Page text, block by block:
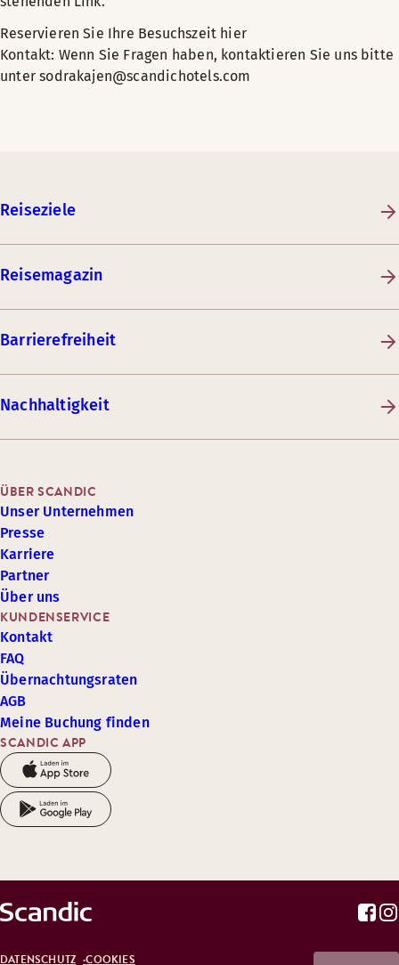
Reservieren Sie Ihre Besuchszeit hier
Kontakt: Wenn Sie Fragen haben, kontaktieren Sie uns bitte
unter sodrakajen@scandichotels.com
Reiseziele
Reisemagazin
Barrierefreiheit
Nachhaltigkeit
SCANDIC APP
KUNDENSERVICE
Kontakt
FAQ
Übernachtungsraten
AGB
Meine Buchung finden
ÜBER SCANDIC
Unser Unternehmen
Presse
Karriere
Partner
Über uns
DATENSCHUTZ COOKIES